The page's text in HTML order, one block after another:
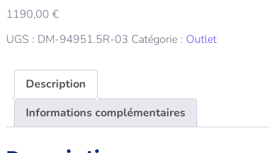
1190,00 €
UGS : DM-94951.5R-03 Catégorie : Outlet
Description
Informations complémentaires